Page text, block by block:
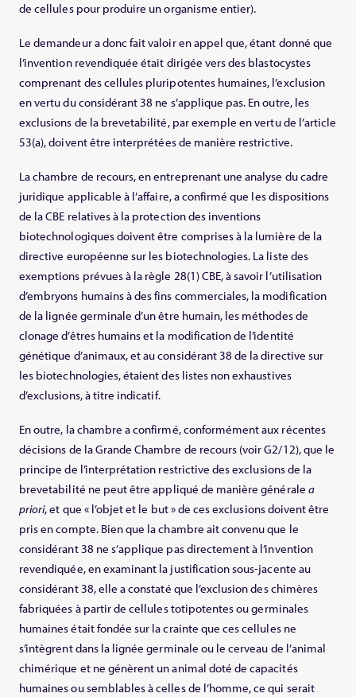
de cellules pour produire un organisme entier).
Le demandeur a donc fait valoir en appel que, étant donné que
l’invention revendiquée était dirigée vers des blastocystes
comprenant des cellules pluripotentes humaines, l’exclusion
en vertu du considérant 38 ne s’applique pas. En outre, les
exclusions de la brevetabilité, par exemple en vertu de l’article
53(a), doivent être interprétées de manière restrictive.
La chambre de recours, en entreprenant une analyse du cadre
juridique applicable à l’affaire, a confirmé que les dispositions
de la CBE relatives à la protection des inventions
biotechnologiques doivent être comprises à la lumière de la
directive européenne sur les biotechnologies. La liste des
exemptions prévues à la règle 28(1) CBE, à savoir l’utilisation
d’embryons humains à des fins commerciales, la modification
de la lignée germinale d’un être humain, les méthodes de
clonage d’êtres humains et la modification de l’identité
génétique d’animaux, et au considérant 38 de la directive sur
les biotechnologies, étaient des listes non exhaustives
d’exclusions, à titre indicatif.
En outre, la chambre a confirmé, conformément aux récentes
décisions de la Grande Chambre de recours (voir G2/12), que le
principe de l’interprétation restrictive des exclusions de la
brevetabilité ne peut être appliqué de manière générale a
priori, et que « l’objet et le but » de ces exclusions doivent être
pris en compte. Bien que la chambre ait convenu que le
considérant 38 ne s’applique pas directement à l’invention
revendiquée, en examinant la justification sous-jacente au
considérant 38, elle a constaté que l’exclusion des chimères
fabriquées à partir de cellules totipotentes ou germinales
humaines était fondée sur la crainte que ces cellules ne
s’intègrent dans la lignée germinale ou le cerveau de l’animal
chimérique et ne génèrent un animal doté de capacités
humaines ou semblables à celles de l’homme, ce qui serait